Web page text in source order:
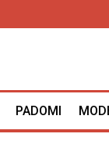
PADOMI